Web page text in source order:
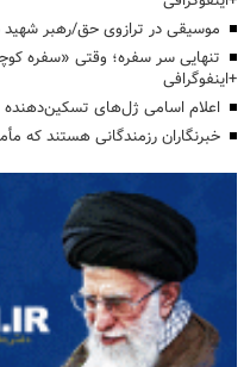
موسیقی در ترازوی حق/رهبر شهید
تنهایی سر سفره؛ وقتی «سفره
+اینفوگرافی
اعلام اسامی ژل‌های
خبرنگاران رزمندگانی هستند که